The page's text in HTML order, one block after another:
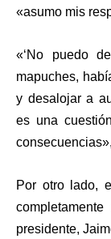
«asumo mis
«‘No puedo
mapuches,
y desalojar a
es una
Por otro lado,
presidente,